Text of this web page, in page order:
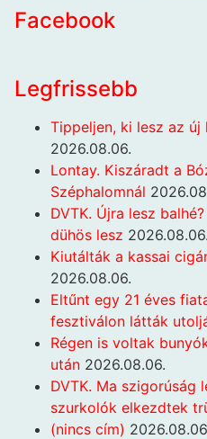
Facebook
Legfrissebb
Tippeljen, ki lesz az
2026.08.06.
Lontay. Kiszáradt a
Széphalomnál
DVTK. Újra lesz
dühös lesz 2026.08.06.
Kiutálták a kassai
2026.08.06.
Eltűnt egy 21 éves
fesztiválon látták
Régen is voltak
után 2026.08.06.
DVTK. Ma szigorúság
szurkolók elkezdtek
(nincs cím)